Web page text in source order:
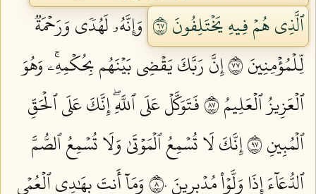
ٱلَّذِي هُمۡ فِيهِ يَخۡتَلِفُونَ ٧٦
وَإِنَّهُۥ لَهُدٗى وَرَحۡمَةٞ
لِّلۡمُؤۡمِنِينَ ٧٧
إِنَّ رَبَّكَ يَقۡضِي بَيۡنَهُم بِحُكۡمِهِۦۚ وَهُوَ
ٱلۡعَزِيزُ ٱلۡعَلِيمُ ٧٨
فَتَوَكَّلۡ عَلَى ٱللَّهِۖ إِنَّكَ عَلَى ٱلۡحَقِّ
ٱلۡمُبِينِ ٧٩
إِنَّكَ لَا تُسۡمِعُ ٱلۡمَوۡتَىٰ وَلَا تُسۡمِعُ ٱلصُّمَّ
ٱلدُّعَآءَ إِذَا وَلَّوۡاْ مُدۡبِرِينَ ٨٠
وَمَآ أَنتَ بِهَٰدِي ٱلۡعُمۡيِ